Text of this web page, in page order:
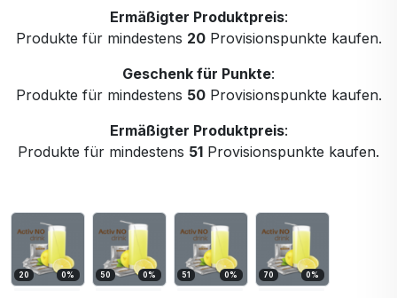
Ermäßigter Produktpreis:
Produkte für mindestens 20Provisionspunkte kaufen.
Geschenk für Punkte:
Produkte für mindestens 50Provisionspunkte kaufen.
Ermäßigter Produktpreis:
Produkte für mindestens 51 Provisionspunkte kaufen.
20 0% 50 0% 51 0% 70 0%